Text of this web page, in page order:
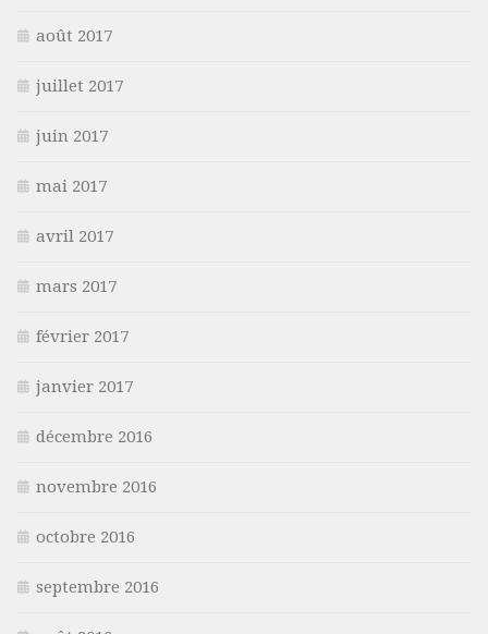
août 2017
juillet 2017
juin 2017
mai 2017
avril 2017
mars 2017
février 2017
janvier 2017
décembre 2016
novembre 2016
octobre 2016
septembre 2016